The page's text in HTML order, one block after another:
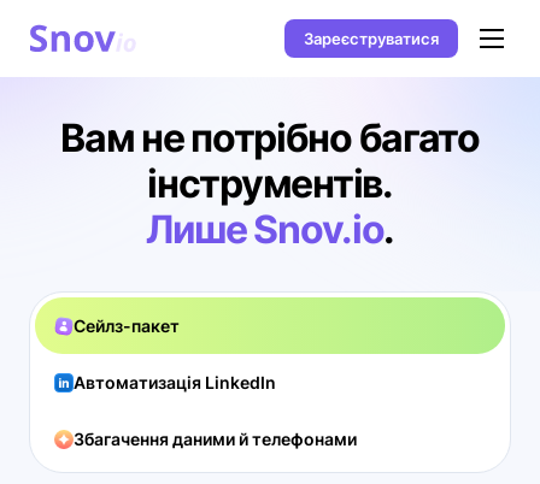
Зареєструватися
Вам не потрібно багато
інструментів.
Лише Snov.io.
Сейлз-пакет
Автоматизація LinkedIn
Збагачення даними й телефонами